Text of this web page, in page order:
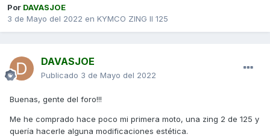
Por DAVASJOE
3 de Mayo del 2022 en KYMCO ZING II 125
DAVASJOE
Publicado 3 de Mayo del 2022
Buenas, gente del foro!!!
Me he comprado hace poco mi primera moto, una zing 2 de 125 y
quería hacerle alguna modificaciones estética.